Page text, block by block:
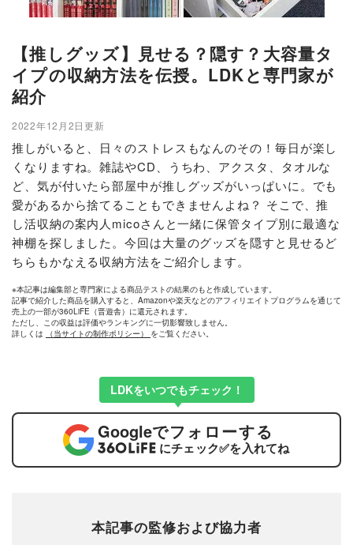
【推しグッズ】見せる？隠す？大容量タ
イプの収納方法を伝授。LDKと専門家が
紹介
2022年12月2日更新
推しがいると、日々のストレスもなんのその！毎日が楽し
くなりますね。雑誌やCD、うちわ、アクスタ、タオルな
ど、気が付いたら部屋中が推しグッズがいっぱいに。でも
愛があるから捨てることもできませんよね？ そこで、推
し活収納の案内人micoさんと一緒に保管タイプ別に最適な
神棚を探しました。今回は大量のグッズを隠すと見せるど
ちらもかなえる収納方法をご紹介します。
※本記事は編集部と専門家による商品テストの結果のもと作成しています。
記事で紹介した商品を購入すると、Amazonや楽天などのアフィリエイトプログラムを通じて
売上の一部が360LiFE（晋遊舎）に還元されます。
ただし、この収益は評価やランキングに一切影響致しません。
詳しくは
（当サイトの制作ポリシー） をご覧ください。
LDKをいつでもチェック！
Googleでフォローする
にチェック✅を入れてね
本記事の監修および協力者